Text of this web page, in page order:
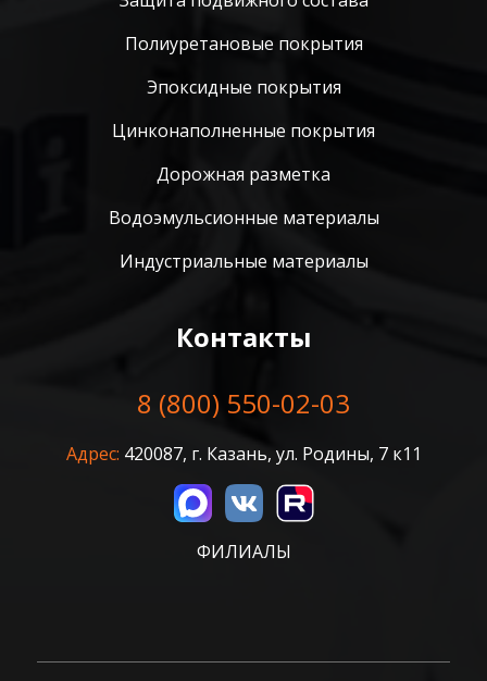
Полиуретановые покрытия
Эпоксидные покрытия
Цинконаполненные покрытия
Дорожная разметка
Водоэмульсионные материалы
Индустриальные материалы
Контакты
8 (800) 550-02-03
Адрес: 420087, г. Казань, ул. Родины, 7 к11
ФИЛИАЛЫ